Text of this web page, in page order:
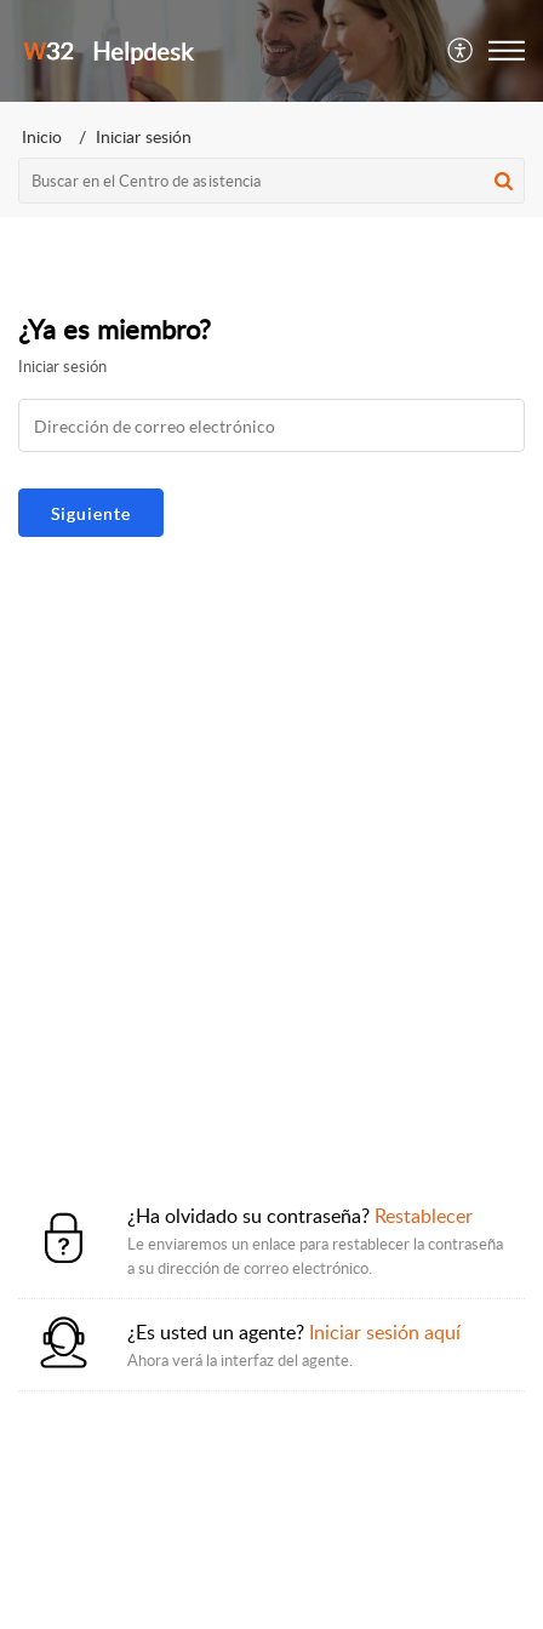
Helpdesk
Inicio Iniciar sesión
¿Ya es miembro?
Iniciar sesión
¿Ha olvidado su contraseña? Restablecer
Le enviaremos un enlace para restablecer la contraseña
a su dirección de correo electrónico.
¿Es usted un agente? Iniciar sesión aquí
Ahora verá la interfaz del agente.